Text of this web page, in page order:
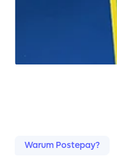
Warum Postepay?